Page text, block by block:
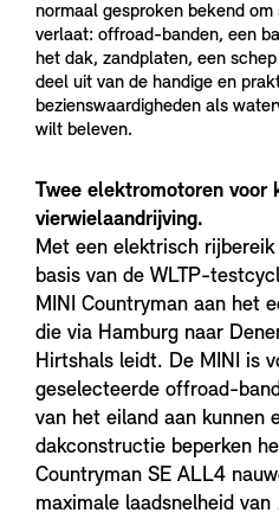
normaal gesproken bekend
verlaat: offroad-banden, een
het dak, zandplaten, een
deel uit van de handige en
bezienswaardigheden als
wilt beleven.
Twee elektromotoren voor
vierwielaandrijving.
Met een elektrisch
basis van de WLTP-
MINI Countryman aan het
die via Hamburg naar
Hirtshals leidt. De MINI is
geselecteerde offroad-
van het eiland aan kunnen
dakconstructie beperken
Countryman SE ALL4
maximale laadsnelheid